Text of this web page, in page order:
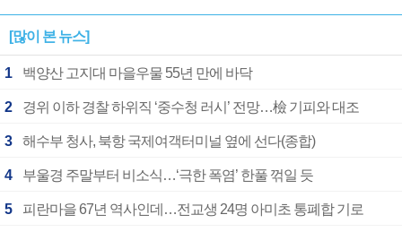
[많이 본 뉴스]
1 백양산 고지대 마을우물 55년 만에 바닥
2 경위 이하 경찰 하위직 ‘중수청 러시’ 전망…檢 기피와 대조
3 해수부 청사, 북항 국제여객터미널 옆에 선다(종합)
4 부울경 주말부터 비소식…‘극한 폭염’ 한풀 꺾일 듯
5 피란마을 67년 역사인데…전교생 24명 아미초 통폐합 기로